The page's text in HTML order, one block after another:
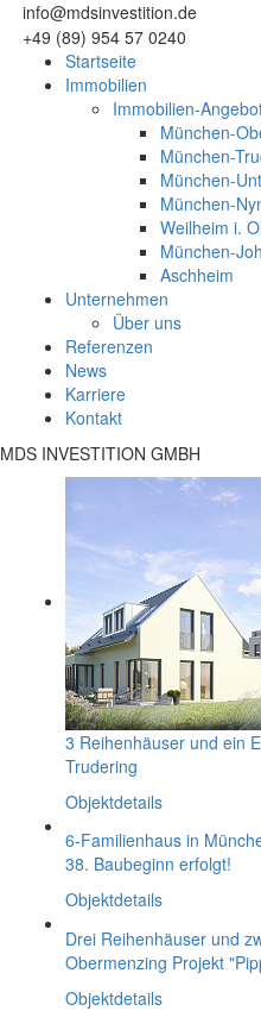
info@mdsinvestition.de
+49 (89) 954 57 0240
Startseite
Immobilien
Immobilien-
München-
München-
München-
München-
Weilheim i.
München-
Aschheim
Unternehmen
Über uns
Referenzen
News
Karriere
Kontakt
MDS INVESTITION GMBH
3 Reihenhäuser und ein
Trudering
Objektdetails
6-Familienhaus in
38. Baubeginn erfolgt!
Objektdetails
Drei Reihenhäuser und
Obermenzing Projekt
Objektdetails